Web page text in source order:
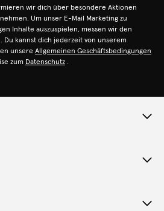
wir dich über besondere Aktionen
Um unser E-Mail Marketing zu
Inhalte auszuspielen, messen wir den
Du kannst dich jederzeit von unserem
unsere Allgemeinen Geschäftsbedingungen
zum Datenschutz .